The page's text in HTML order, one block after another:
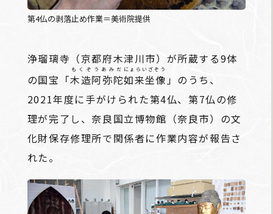
第4仏の剥落止め作業＝美術院提供
浄瑠璃寺（京都府木津川市）が所蔵する9体
の国宝「木造阿弥陀
もくぞうあみだ
如来坐像
にょらいざぞう
」のうち、
2021年度に手がけられた第4仏、第7仏の修
理が完了し、奈良国立博物館（奈良市）の文
化財保存修理所で関係者に作業内容が報告さ
れた。